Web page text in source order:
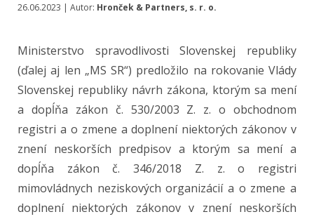
26.06.2023 | Autor: Hronček & Partners, s. r. o.
Ministerstvo spravodlivosti Slovenskej republiky
(ďalej aj len „MS SR“) predložilo na rokovanie Vlády
Slovenskej republiky návrh zákona, ktorým sa mení
a dopĺňa zákon č. 530/2003 Z. z. o obchodnom
registri a o zmene a doplnení niektorých zákonov v
znení neskorších predpisov a ktorým sa mení a
dopĺňa zákon č. 346/2018 Z. z. o registri
mimovládnych neziskových organizácií a o zmene a
doplnení niektorých zákonov v znení neskorších